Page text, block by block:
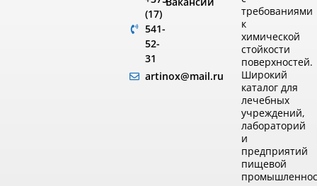
(17)
541-
52-
31
artinox@mail.ru
требованиями
к
химической
стойкости
поверхностей.
Широкий
каталог для
лечебных
учреждений,
лабораторий
и
предприятий
пищевой